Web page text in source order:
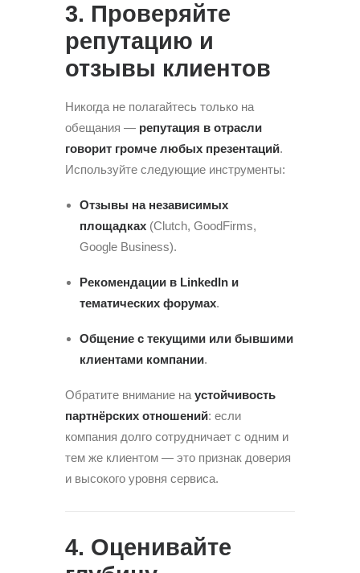
3. Проверяйте
репутацию и
отзывы клиентов
Никогда не полагайтесь только на
обещания — репутация в отрасли
говорит громче любых презентаций.
Используйте следующие инструменты:
Отзывы на независимых
площадках (Clutch, GoodFirms,
Google Business).
Рекомендации в LinkedIn и
тематических форумах.
Общение с текущими или бывшими
клиентами компании.
Обратите внимание на устойчивость
партнёрских отношений: если
компания долго сотрудничает с одним и
тем же клиентом — это признак доверия
и высокого уровня сервиса.
4. Оценивайте